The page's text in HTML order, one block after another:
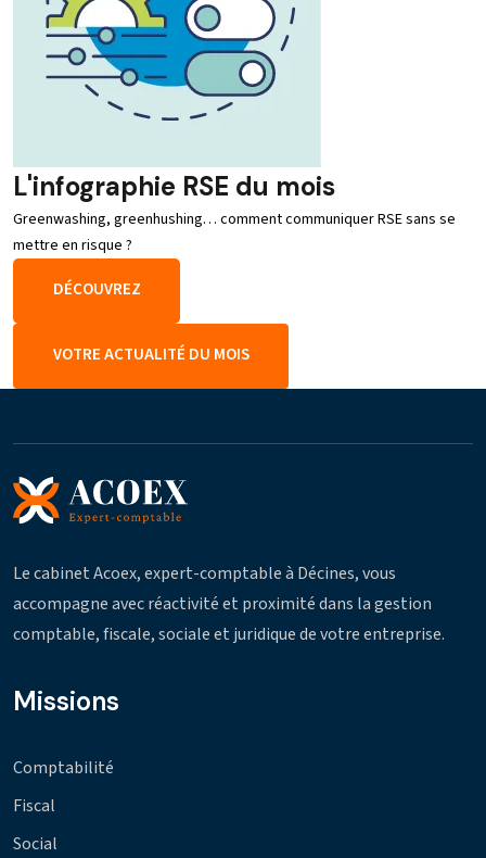
L'infographie RSE du mois
Greenwashing, greenhushing… comment communiquer RSE sans se
mettre en risque ?
DÉCOUVREZ
VOTRE ACTUALITÉ DU MOIS
Le cabinet Acoex, expert-comptable à Décines, vous
accompagne avec réactivité et proximité dans la gestion
comptable, fiscale, sociale et juridique de votre entreprise.
Missions
Comptabilité
Fiscal
Social